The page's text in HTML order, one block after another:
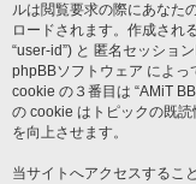
ルは閲覧要求の際にあなた
ロードされます。作成され
“user-id”) と 匿名セッショ
phpBBソフトウェア によっ
cookie の３番目は “AMiT
の cookie はトピックの既
を向上させます。
当サイトへアクセスするこ